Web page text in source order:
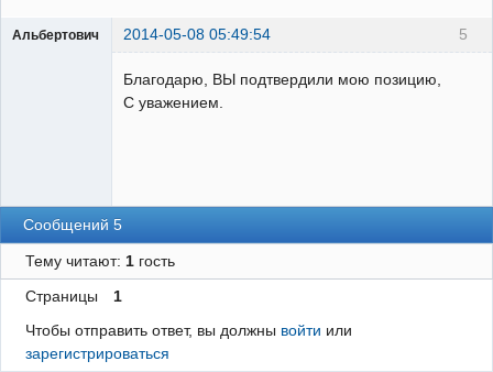
5
Альбертович 2014-05-08 05:49:54
Благодарю, ВЫ подтвердили мою позицию,
С уважением.
Сообщений 5
Тему читают: 1гость
Страницы
1
Чтобы отправить ответ, вы должны войти или
зарегистрироваться